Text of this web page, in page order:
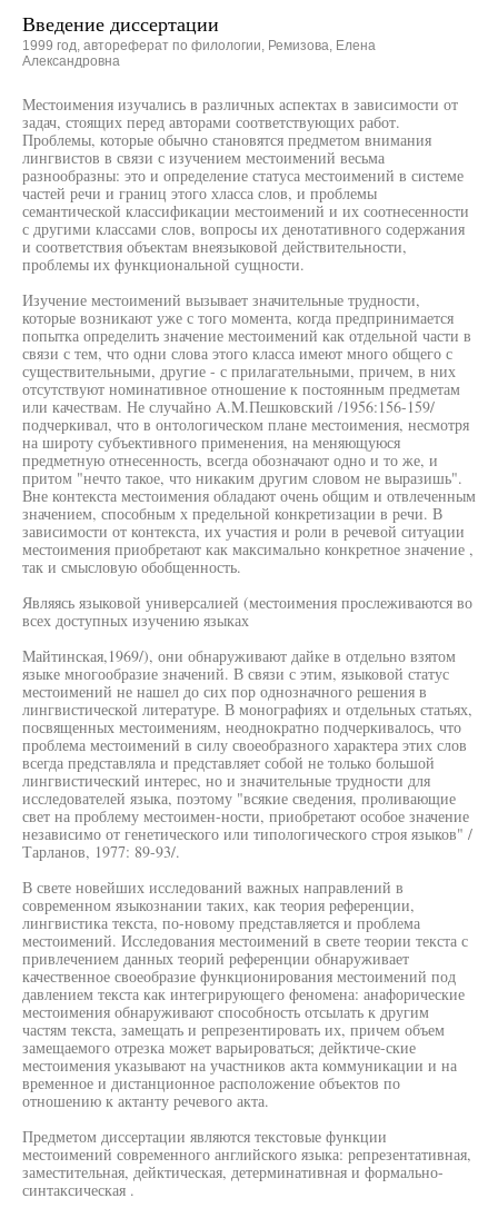
Введение диссертации
1999 год, автореферат по филологии, Ремизова, Елена
Александровна
Местоимения изучались в различных аспектах в зависимости от
задач, стоящих перед авторами соответствующих работ.
Проблемы, которые обычно становятся предметом внимания
лингвистов в связи с изучением местоимений весьма
разнообразны: это и определение статуса местоимений в системе
частей речи и границ этого хласса слов, и проблемы
семантической классификации местоимений и их соотнесенности
с другими классами слов, вопросы их денотативного содержания
и соответствия объектам внеязыковой действительности,
проблемы их функциональной сущности.
Изучение местоимений вызывает значительные трудности,
которые возникают уже с того момента, когда предпринимается
попытка определить значение местоимений как отдельной части в
связи с тем, что одни слова этого класса имеют много общего с
существительными, другие - с прилагательными, причем, в них
отсутствуют номинативное отношение к постоянным предметам
или качествам. Не случайно A.M.Пешковский /1956:156-159/
подчеркивал, что в онтологическом плане местоимения, несмотря
на широту субъективного применения, на меняющуюся
предметную отнесенность, всегда обозначают одно и то же, и
притом "нечто такое, что никаким другим словом не выразишь".
Вне контекста местоимения обладают очень общим и отвлеченным
значением, способным х предельной конкретизации в речи. В
зависимости от контекста, их участия и роли в речевой ситуации
местоимения приобретают как максимально конкретное значение ,
так и смысловую обобщенность.
Являясь языковой универсалией (местоимения прослеживаются во
всех доступных изучению языках
Майтинская,1969/), они обнаруживают дайке в отдельно взятом
языке многообразие значений. В связи с этим, языковой статус
местоимений не нашел до сих пор однозначного решения в
лингвистической литературе. В монографиях и отдельных статьях,
посвященных местоимениям, неоднократно подчеркивалось, что
проблема местоимений в силу своеобразного характера этих слов
всегда представляла и представляет собой не только большой
лингвистический интерес, но и значительные трудности для
исследователей языка, поэтому "всякие сведения, проливающие
свет на проблему местоимен-ности, приобретают особое значение
независимо от генетического или типологического строя языков" /
Тарланов, 1977: 89-93/.
В свете новейших исследований важных направлений в
современном языкознании таких, как теория референции,
лингвистика текста, по-новому представляется и проблема
местоимений. Исследования местоимений в свете теории текста с
привлечением данных теорий референции обнаруживает
качественное своеобразие функционирования местоимений под
давлением текста как интегрирующего феномена: анафорические
местоимения обнаруживают способность отсылать к другим
частям текста, замещать и репрезентировать их, причем объем
замещаемого отрезка может варьироваться; дейктиче-ские
местоимения указывают на участников акта коммуникации и на
временное и дистанционное расположение объектов по
отношению к актанту речевого акта.
Предметом диссертации являются текстовые функции
местоимений современного английского языка: репрезентативная,
заместительная, дейктическая, детерминативная и формально-
синтаксическая .